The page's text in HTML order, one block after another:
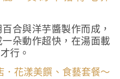
合與洋芋醬製作而成，
朵動作超快，在湯面載
行。